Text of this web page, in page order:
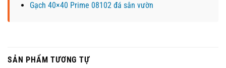
Gạch 40×40 Prime 08102 đá sân vườn
SẢN PHẨM TƯƠNG TỰ